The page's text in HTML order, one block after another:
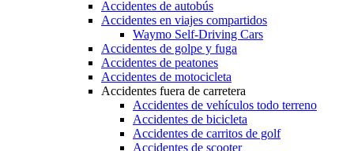
Accidentes de autobús
Accidentes en viajes compartidos
Waymo Self-Driving Cars
Accidentes de golpe y fuga
Accidentes de peatones
Accidentes de motocicleta
Accidentes fuera de carretera
Accidentes de vehículos todo terreno
Accidentes de bicicleta
Accidentes de carritos de golf
Accidentes de scooter